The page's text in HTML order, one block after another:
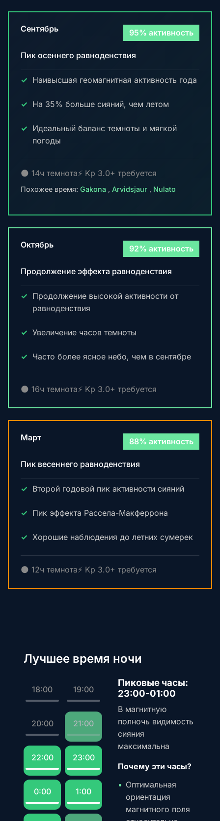
Сентябрь 95% активность
Пик осеннего равноденствия
Наивысшая геомагнитная активность года
На 35% больше сияний, чем летом
Идеальный баланс темноты и мягкой
погоды
🌑 14ч темнота⚡ Kp 3.0+ требуется
Похожее время: Gakona , Arvidsjaur , Nulato
Октябрь 92% активность
Продолжение эффекта равноденствия
Продолжение высокой активности от
равноденствия
Увеличение часов темноты
Часто более ясное небо, чем в сентябре
🌑 16ч темнота⚡ Kp 3.0+ требуется
Март 88% активность
Пик весеннего равноденствия
Второй годовой пик активности сияний
Пик эффекта Рассела-Макферрона
Хорошие наблюдения до летних сумерек
🌑 12ч темнота⚡ Kp 3.0+ требуется
Лучшее время ночи
18:00 19:00
20:00 21:00
22:00 23:00
0:00 1:00
Пиковые часы:
23:00-01:00
В магнитную
полночь видимость
сияния
максимальна
Почему эти часы?
Оптимальная
ориентация
магнитного поля